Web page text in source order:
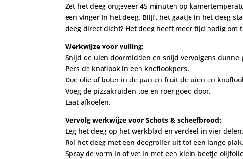
Zet het deeg ongeveer 45 minuten op
een vinger in het deeg. Blijft het gaatje in het deeg
deeg direct dicht? Het deeg heeft meer tijd nodig om
Werkwijze voor vulling:
Snijd de uien doormidden en snijd vervolgens dunne
Pers de knoflook in een knoflookpers.
Doe olie of boter in de pan en fruit de uien en
Voeg de pizzakruiden toe en roer goed door.
Laat afkoelen.
Vervolg werkwijze voor Schots & scheefbrood:
Leg het deeg op het werkblad en verdeel in vier delen.
Rol het deeg met een deegroller uit tot een lange plak.
Spray de vorm in of vet in met een klein beetje